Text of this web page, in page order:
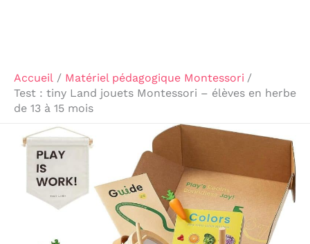
Accueil
Matériel pédagogique Montessori
Test : tiny Land jouets Montessori – élèves en herbe
de 13 à 15 mois